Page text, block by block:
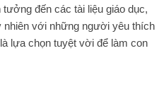
đến các tài liệu giáo dục,
nhiên với những người yêu thích
lựa chọn tuyệt vời để làm con